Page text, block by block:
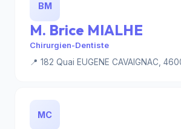
BM
M. Brice MIALHE
Chirurgien-Dentiste
📍 182 Quai EUGENE CAVAIGNAC,
MC